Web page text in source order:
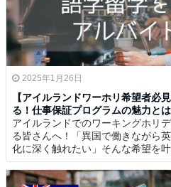
2025年1月26日
【アイルランドワーホリ希望者必
る！仕事保証プログラムの魅力とは
アイルランドでのワーキングホリ
る皆さんへ！「異国で働きながら
化に深く触れたい」そんな希望を